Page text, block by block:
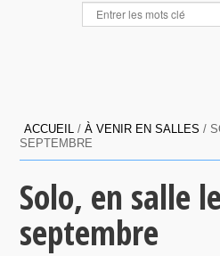
ACCUEIL /À VENIR EN SALLES /
SEPTEMBRE
Solo, en salle
septembre